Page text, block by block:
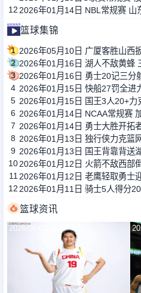
12 2026年01月14日 NBL常规赛 山
篮球集锦
1
2
3
4
5
6
7
8
9
10
11
12
篮球资讯
2026-06-03